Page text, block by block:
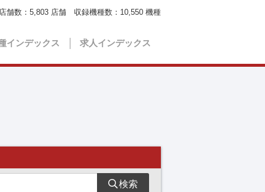
インデックス 求人インデックス
舗数： 5,803 店舗 収録機種数： 10,550 機種
検索